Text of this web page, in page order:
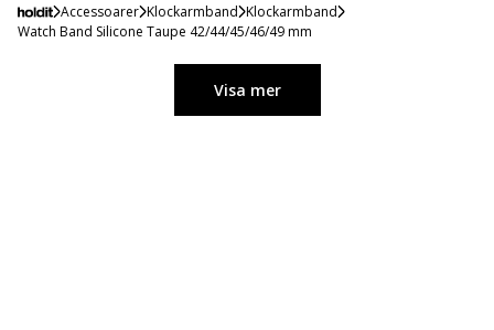
Accessoarer Klockarmband Klockarmband
Watch Band Silicone Taupe 42/44/45/46/49 mm
Visa mer